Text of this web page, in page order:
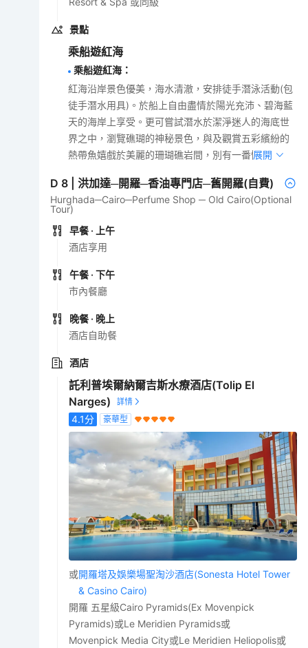
景點
乘船遊紅海
乘船遊紅海 ：
紅海沿岸景色優美，海水清澈，安排徒手潛泳活動(包
徒手潛水用具)。於船上自由盡情於陽光充沛、碧海藍
天的海岸上享受。更可嘗試潛水於潔淨迷人的海底世
界之中，瀏覽礁瑚的神秘景色，與及觀賞五彩繽紛的
熱帶魚嬉戲於美麗的珊瑚礁岩間，別有一番情趣。
展開
D 8 |洪加達─開羅─香油專門店─舊開羅(自費)
Hurghada─Cairo─Perfume Shop ─ Old Cairo(Optional
Tour)
早餐 · 上午
酒店享用
午餐 · 下午
市內餐廳
晚餐 · 晚上
酒店自助餐
酒店
託利普埃爾納爾吉斯水療酒店(Tolip El
Narges)
4.1分 豪華型
或開羅塔及娛樂場聖淘沙酒店(Sonesta Hotel Tower
& Casino Cairo)
開羅 五星級Cairo Pyramids(Ex Movenpick
Pyramids)或Le Meridien Pyramids或
Movenpick Media City或Le Meridien Heliopolis或